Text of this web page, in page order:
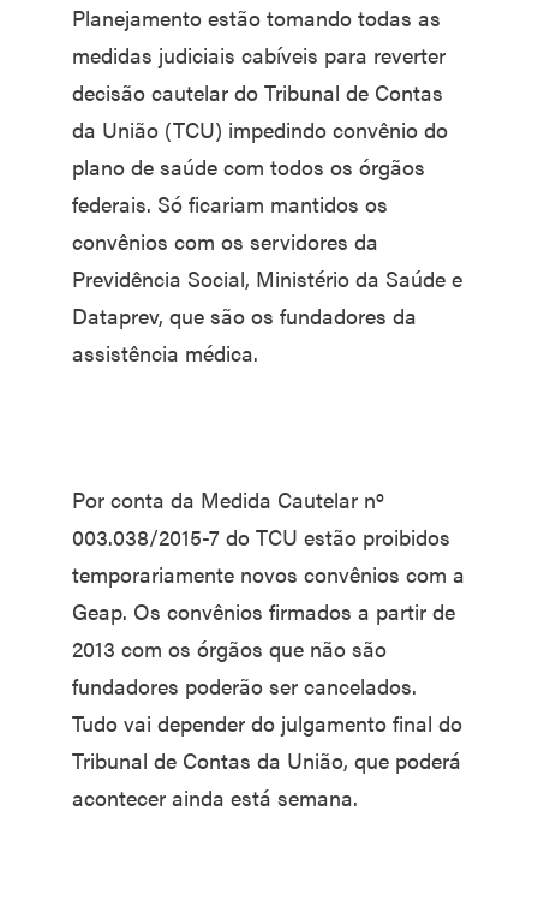
Planejamento estão tomando todas as
medidas judiciais cabíveis para reverter
decisão cautelar do Tribunal de Contas
da União (TCU) impedindo convênio do
plano de saúde com todos os órgãos
federais. Só ficariam mantidos os
convênios com os servidores da
Previdência Social, Ministério da Saúde e
Dataprev, que são os fundadores da
assistência médica.
Por conta da Medida Cautelar nº
003.038/2015-7 do TCU estão proibidos
temporariamente novos convênios com a
Geap. Os convênios firmados a partir de
2013 com os órgãos que não são
fundadores poderão ser cancelados.
Tudo vai depender do julgamento final do
Tribunal de Contas da União, que poderá
acontecer ainda está semana.